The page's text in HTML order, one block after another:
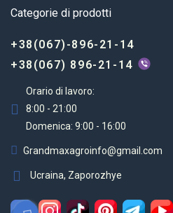
Categorie di prodotti
+38(067)-896-21-14
+38(067) 896-21-14
Orario di lavoro:
8:00 - 21:00
Domenica: 9:00 - 16:00
Grandmaxagroinfo@gmail.com
Ucraina, Zaporozhye